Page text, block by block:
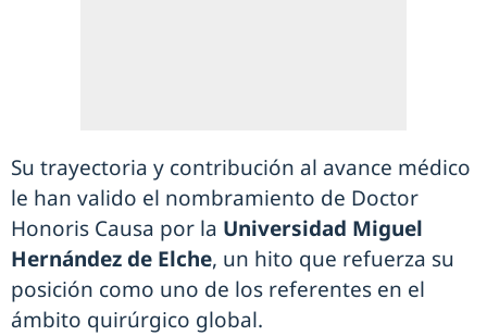
Su trayectoria y contribución al avance médico
le han valido el nombramiento de Doctor
Honoris Causa por la Universidad Miguel
Hernández de Elche, un hito que refuerza su
posición como uno de los referentes en el
ámbito quirúrgico global.